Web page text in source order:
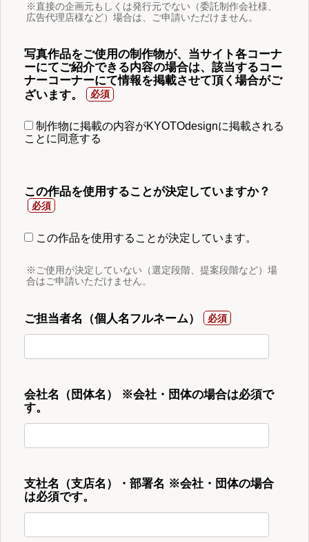
※直接の企画元もしくは発行元でない（委託制作会社様、
広告代理店様など）場合は、ご申請いただけません。
写真作品をご使用の制作物が、当サイト各コーナ
ーにてご紹介できる内容の場合は、該当するコー
ナーコーナーにて情報を掲載させて頂く場合がご
ざいます。
制作物に掲載の内容がKYOTOdesignに掲載される
ことに同意する
この作品を使用することが決定していますか？
この作品を使用することが決定しています。
※ご使用が決定していない（選定段階、提案段階など）場
合はご申請いただけません。
ご担当者名（個人名フルネーム）
会社名（団体名） ※会社・団体の場合は必須で
す。
支社名（支店名）・部署名 ※会社・団体の場合
は必須です。